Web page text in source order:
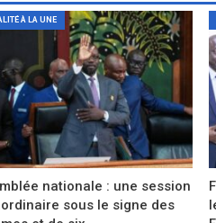
À LA UNE
nationale : une session
sous le signe des